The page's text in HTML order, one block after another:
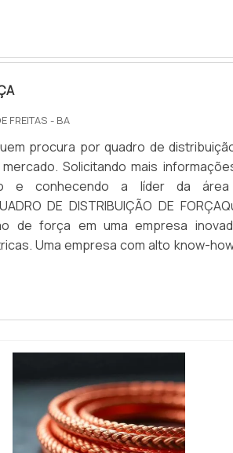
cada centavo." - Paulo S.
aplicação industrial." - Ana T.
ELÉTRICOS INDUSTRIAIS?
de eletricidade em
MATERIAIS ELÉTRICOS?
condições extremas.
industriais, a Defante
de seus sistemas. Visite nosso site
FREITAS - BA
procura por quadro de
Solicitando mais
e conhecendo a líder da
DE DISTRIBUIÇÃO DE
de força em uma empresa
Uma empresa com alto know-